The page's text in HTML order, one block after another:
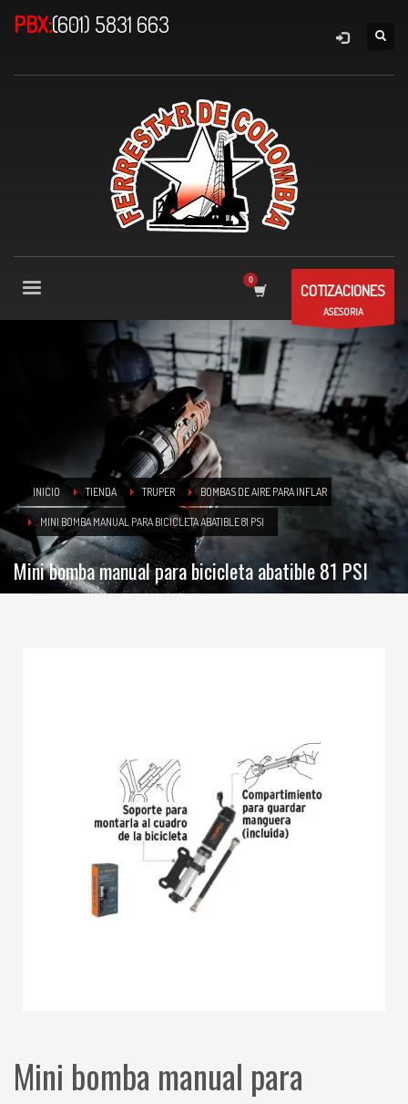
PBX:(601) 5831 663
COTIZACIONES
ASESORIA
INICIO TIENDA TRUPER BOMBAS DE AIRE PARA INFLAR
MINI BOMBA MANUAL PARA BICICLETA ABATIBLE 81 PSI
Mini bomba manual para bicicleta abatible 81 PSI
Mini bomba manual para